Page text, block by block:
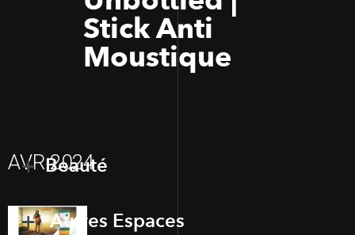
Stick Anti
Moustique
AVR 2024
Beauté
Autres Espaces